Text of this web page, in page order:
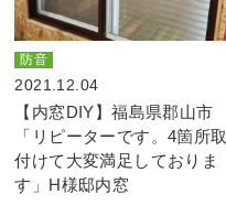
防音
2021.12.04
【内窓DIY】福島県郡山市
「リピーターです。4箇所取
付けて大変満足しておりま
す」H様邸内窓